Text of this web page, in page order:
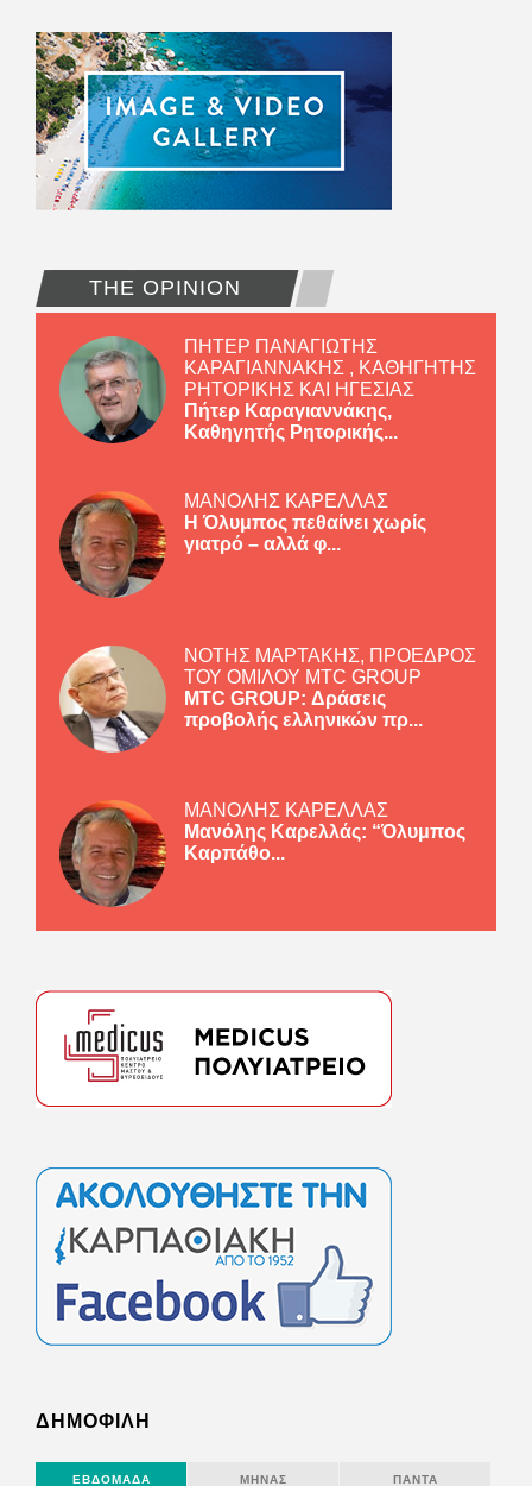
THE OPINION
ΠΗΤΕΡ ΠΑΝΑΓΙΩΤΗΣ
ΚΑΡΑΓΙΑΝΝΑΚΗΣ , ΚΑΘΗΓΗΤΗΣ
ΡΗΤΟΡΙΚΗΣ ΚΑΙ ΗΓΕΣΙΑΣ
Πήτερ Καραγιαννάκης,
Καθηγητής Ρητορικής...
ΜΑΝΟΛΗΣ ΚΑΡΕΛΛΑΣ
Η Όλυμπος πεθαίνει χωρίς
γιατρό – αλλά φ...
ΝΟΤΗΣ ΜΑΡΤΑΚΗΣ, ΠΡΟΕΔΡΟΣ
ΤΟΥ ΟΜΙΛΟΥ MTC GROUP
MTC GROUP: Δράσεις
προβολής ελληνικών πρ...
ΜΑΝΟΛΗΣ ΚΑΡΕΛΛΑΣ
Μανόλης Καρελλάς: “Όλυμπος
Καρπάθο...
ΔΗΜΟΦΙΛΗ
ΕΒΔΟΜΆΔΑ ΜΉΝΑΣ ΠΆΝΤΑ